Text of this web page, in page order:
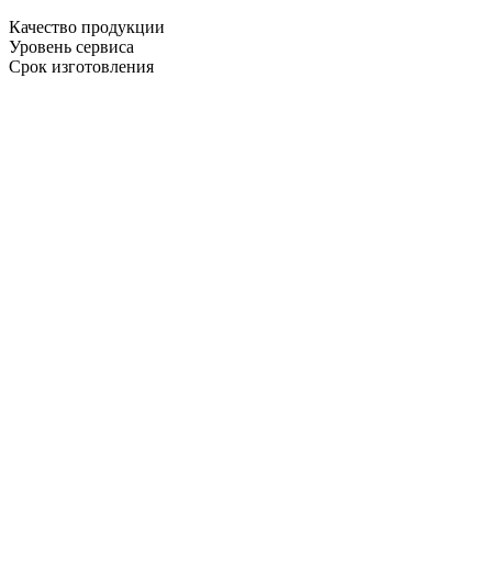
Качество продукции
Уровень сервиса
Срок изготовления